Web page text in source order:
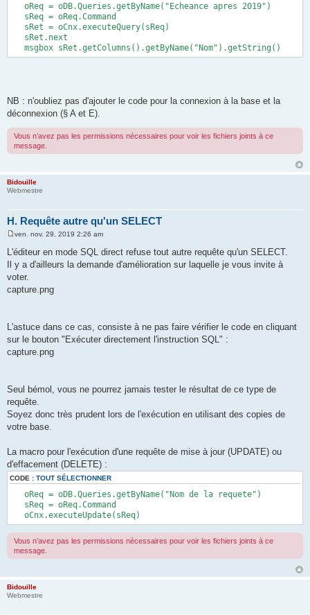
oReq = oDB.Queries.getByName("Echeance apres 2019")
sReq = oReq.Command
sRet = oCnx.executeQuery(sReq)
sRet.next
msgbox sRet.getColumns().getByName("Nom").getString()
NB : n'oubliez pas d'ajouter le code pour la connexion à la base et la
déconnexion (§ A et E).
Vous n’avez pas les permissions nécessaires pour voir les fichiers joints à ce
message.
Bidouille
Webmestre
H. Requête autre qu'un SELECT
e
s
s
a
g
e
ven. nov. 29, 2019 2:26 am
L'éditeur en mode SQL direct refuse tout autre requête qu'un SELECT.
Il y a d'ailleurs la demande d'amélioration sur laquelle je vous invite à
voter.
capture.png
L'astuce dans ce cas, consiste à ne pas faire vérifier le code en cliquant
sur le bouton "Exécuter directement l'instruction SQL" :
capture.png
Seul bémol, vous ne pourrez jamais tester le résultat de ce type de
requête.
Soyez donc très prudent lors de l'exécution en utilisant des copies de
votre base.
La macro pour l'exécution d'une requête de mise à jour (UPDATE) ou
d'effacement (DELETE) :
CODE : TOUT SÉLECTIONNER
oReq = oDB.Queries.getByName("Nom de la requete")
sReq = oReq.Command
oCnx.executeUpdate(sReq)
Vous n’avez pas les permissions nécessaires pour voir les fichiers joints à ce
message.
Bidouille
Webmestre